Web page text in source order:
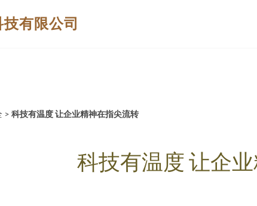
有限公司
> 科技有温度 让企业精神在指尖流转
科技有温度 让企